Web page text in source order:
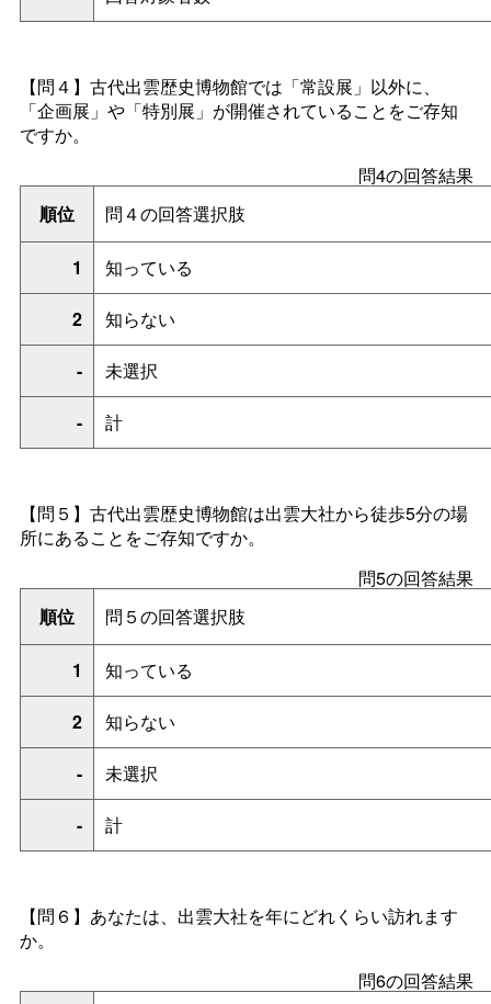
【問４】 古代出雲歴史博物館では「常設展」以外に、
「企画展」や「特別展」が開催されていることをご存知
ですか。
問4の回答結果
順位
問４の回答選択肢
1 知っている
2 知らない
- 未選択
- 計
【問５】 古代出雲歴史博物館は出雲大社から徒歩5分の場
所にあることをご存知ですか。
問5の回答結果
順位
問５の回答選択肢
1 知っている
2 知らない
- 未選択
- 計
【問６】 あなたは、出雲大社を年にどれくらい訪れます
か。
問6の回答結果